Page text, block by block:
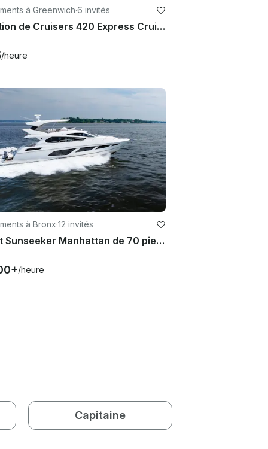
à Greenwich·6 invités
Location de Cruisers 420 Express Cruiser à Long Island Sound
/heure
à Bronx·12 invités
Yacht Sunseeker Manhattan de 70 pieds à New York
/heure
Capitaine